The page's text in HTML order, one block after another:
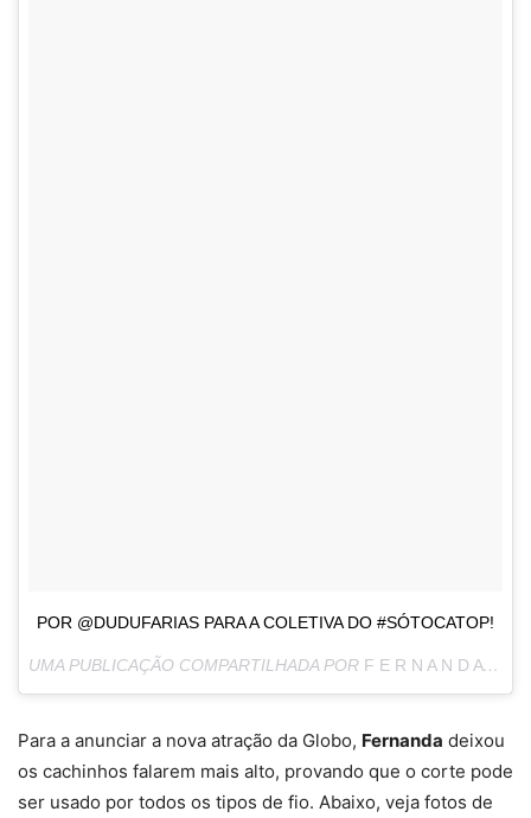
POR @DUDUFARIAS PARA A COLETIVA DO #SÓTOCATOP!
UMA PUBLICAÇÃO COMPARTILHADA POR F E R N A N D A S O U Z A
Para a anunciar a nova atração da Globo, Fernanda deixou
os cachinhos falarem mais alto, provando que o corte pode
ser usado por todos os tipos de fio. Abaixo, veja fotos de